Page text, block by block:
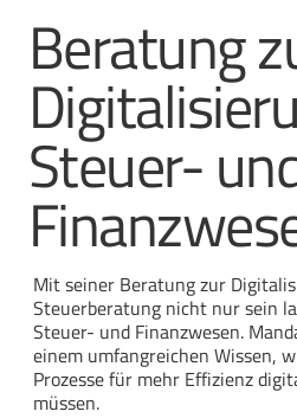
Beratung
Steuer-
Mit seiner Beratung zur
Steuerberatung nicht nur sein
Steuer- und Finanzwesen.
einem umfangreichen Wissen,
Prozesse für mehr Effizienz
müssen.